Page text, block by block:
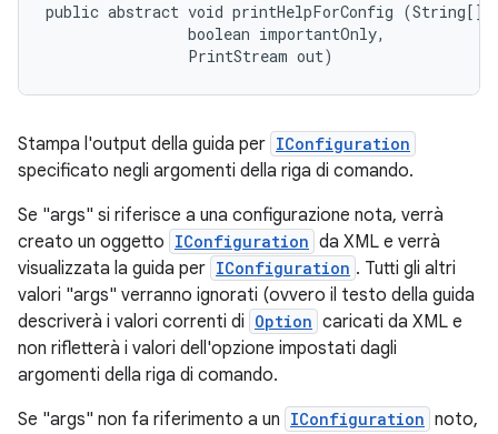
public abstract void printHelpForConfig (String[]
                boolean importantOnly,
                PrintStream out)
Stampa l'output della guida per IConfiguration
specificato negli argomenti della riga di comando.
Se "args" si riferisce a una configurazione nota, verrà
creato un oggetto IConfiguration da XML e verrà
visualizzata la guida per IConfiguration . Tutti gli altri
valori "args" verranno ignorati (ovvero il testo della guida
descriverà i valori correnti di Option caricati da XML e
non rifletterà i valori dell'opzione impostati dagli
argomenti della riga di comando.
Se "args" non fa riferimento a un IConfiguration noto,